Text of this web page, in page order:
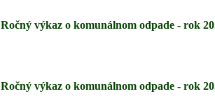
Ročný výkaz o komunálnom odpade - rok
Ročný výkaz o komunálnom odpade - rok